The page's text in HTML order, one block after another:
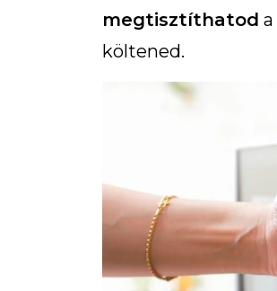
megtisztíthatod
költened.